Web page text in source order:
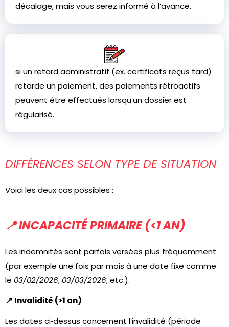
décalage, mais vous serez informé à l’avance.
si un retard administratif (ex. certificats reçus tard)
retarde un paiement, des paiements rétroactifs
peuvent être effectués lorsqu’un dossier est
régularisé.
DIFFÉRENCES SELON TYPE DE SITUATION
Voici les deux cas possibles :
📍 INCAPACITÉ PRIMAIRE (<1 AN)
Les indemnités sont parfois versées plus fréquemment
(par exemple une fois par mois à une date fixe comme
le 03/02/2026, 03/03/2026, etc.).
📍 Invalidité (>1 an)
Les dates ci‑dessus concernent l’invalidité (période